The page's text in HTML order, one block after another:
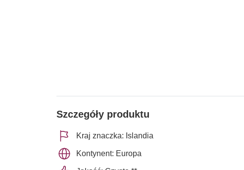
Szczegóły produktu
Kraj znaczka: Islandia
Kontynent: Europa